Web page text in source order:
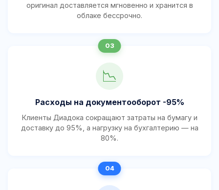
оригинал доставляется мгновенно и хранится в
облаке бессрочно.
📉
Расходы на документооборот -95%
Клиенты Диадока сокращают затраты на бумагу и
доставку до 95%, а нагрузку на бухгалтерию — на
80%.